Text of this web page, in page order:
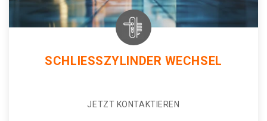
SCHLIESSZYLINDER WECHSEL
JETZT KONTAKTIEREN